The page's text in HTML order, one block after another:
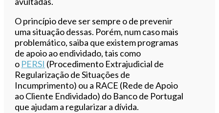
O princípio deve ser sempre o de prevenir
uma situação dessas. Porém, num caso mais
problemático, saiba que existem programas
de apoio ao endividado, tais como
o PERSI (Procedimento Extrajudicial de
Regularização de Situações de
Incumprimento) ou a RACE (Rede de Apoio
ao Cliente Endividado) do Banco de Portugal
que ajudam a regularizar a dívida.